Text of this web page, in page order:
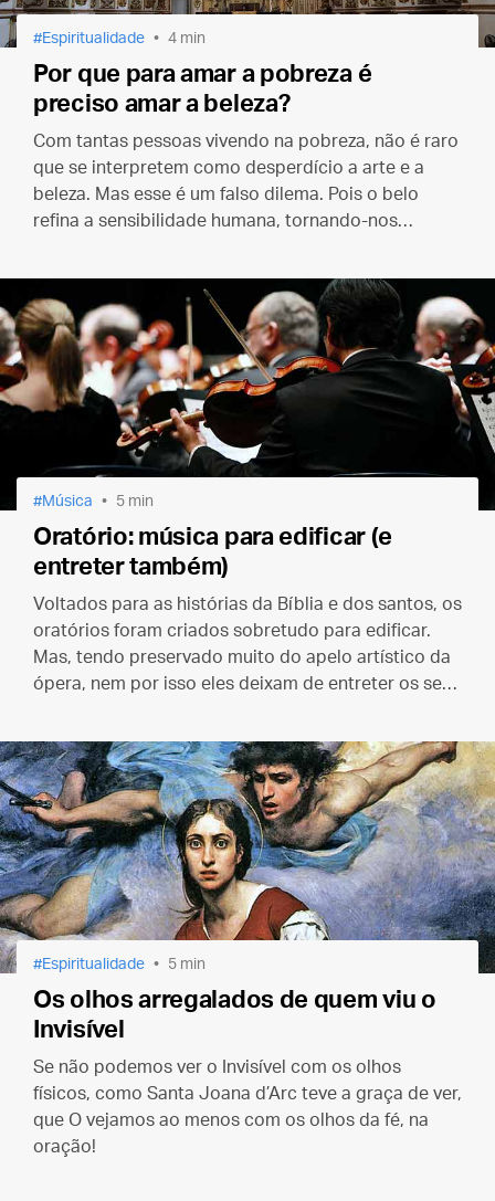
Espiritualidade 4 min
Por que para amar a pobreza é
preciso amar a beleza?
Com tantas pessoas vivendo na pobreza, não é raro
que se interpretem como desperdício a arte e a
beleza. Mas esse é um falso dilema. Pois o belo
refina a sensibilidade humana, tornando-nos
Música 5 min
Oratório: música para edificar (e
entreter também)
Voltados para as histórias da Bíblia e dos santos, os
oratórios foram criados sobretudo para edificar.
Mas, tendo preservado muito do apelo artístico da
ópera, nem por isso eles deixam de entreter os seus
Espiritualidade 5 min
Os olhos arregalados de quem viu o
Invisível
Se não podemos ver o Invisível com os olhos
físicos, como Santa Joana d’Arc teve a graça de ver,
que O vejamos ao menos com os olhos da fé, na
oração!